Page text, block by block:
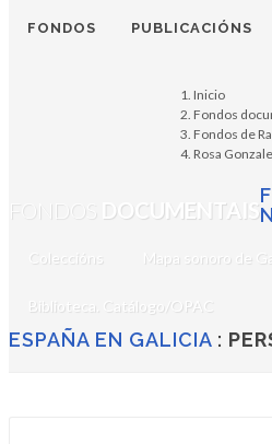
FONDOS PUBLICACIÓNS
FONDOS DOCUMENTAIS
Coleccións Mapa sonoro de
Biblioteca. Catálogo/OPAC
ESPAÑA EN GALICIA :
Inicio
Fondos
Fondos de
Rosa